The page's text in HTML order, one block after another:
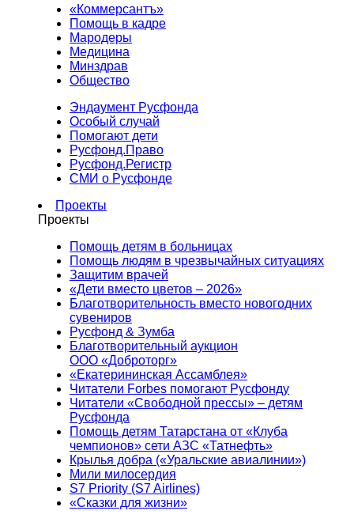
«Коммерсантъ»
Помощь в кадре
Мародеры
Медицина
Минздрав
Общество
Эндаумент Русфонда
Особый случай
Помогают дети
Русфонд.Право
Русфонд.Регистр
СМИ о Русфонде
Проекты
Проекты
Помощь детям в больницах
Помощь людям в чрезвычайных ситуациях
Защитим врачей
«Дети вместо цветов – 2026»
Благотворительность вместо новогодних
сувениров
Русфонд & Зумба
Благотворительный аукцион
ООО «Доброторг»
«Екатерининская Ассамблея»
Читатели Forbes помогают Русфонду
Читатели «Свободной прессы» – детям
Русфонда
Помощь детям Татарстана от «Клуба
чемпионов» сети АЗС «Татнефть»
Крылья добра («Уральские авиалинии»)
Мили милосердия
S7 Priority (S7 Airlines)
«Сказки для жизни»